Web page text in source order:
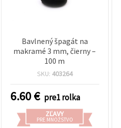
Bavlnený špagát na
makramé 3 mm, čierny –
100 m
SKU: 403264
6.60€ pre1 rolka
ZĽAVY
PRE MNOŽSTVO